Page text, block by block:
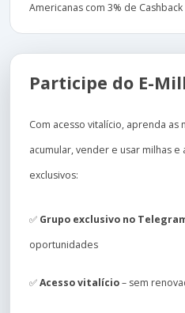
Americanas com 3% de Cashback
Participe do E-
Com acesso vitalício, aprenda
acumular, vender e usar milhas
exclusivos:
✅ Grupo exclusivo no
oportunidades
✅Acesso vitalício– sem